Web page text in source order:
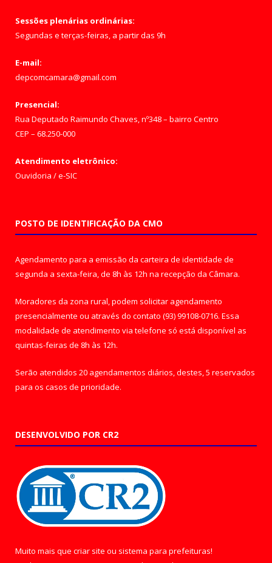
Sessões plenárias ordinárias:
Segundas e terças-feiras, a partir das 9h
E-mail:
depcomcamara@gmail.com
Presencial:
Rua Deputado Raimundo Chaves, nº348 – bairro Centro
CEP – 68.250-000
Atendimento eletrônico:
Ouvidoria /e-SIC
POSTO DE IDENTIFICAÇÃO DA CMO
Agendamento para a emissão da carteira de identidade de
segunda a sexta-feira, de 8h às 12h na recepção da Câmara.
Moradores da zona rural, podem solicitar agendamento
presencialmente ou através do contato (93) 99108-0716. Essa
modalidade de atendimento via telefone só está disponível as
quintas-feiras de 8h às 12h.
Serão atendidos 20 agendamentos diários, destes, 5 reservados
para os casos de prioridade.
DESENVOLVIDO POR CR2
Muito mais que criar site ou sistema para prefeituras!